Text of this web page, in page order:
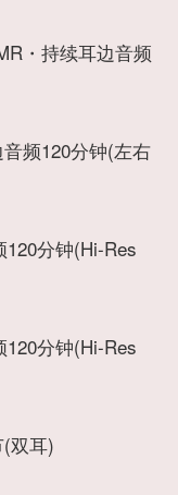
・持续耳边音频
频120分钟(左右
分钟(Hi-Res
分钟(Hi-Res
双耳)